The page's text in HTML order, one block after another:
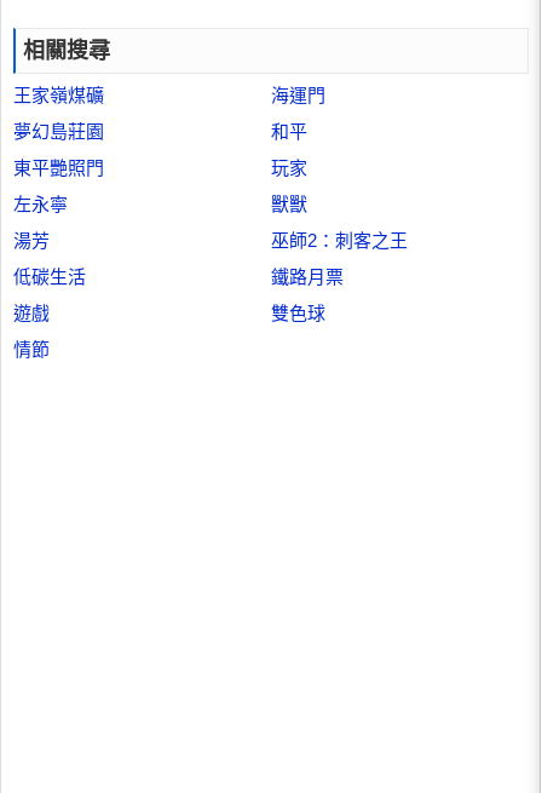
相關搜尋
王家嶺煤礦
海運門
夢幻島莊園
和平
東平艷照門
玩家
左永寧
獸獸
湯芳
巫師2：刺客之王
低碳生活
鐵路月票
遊戲
雙色球
情節